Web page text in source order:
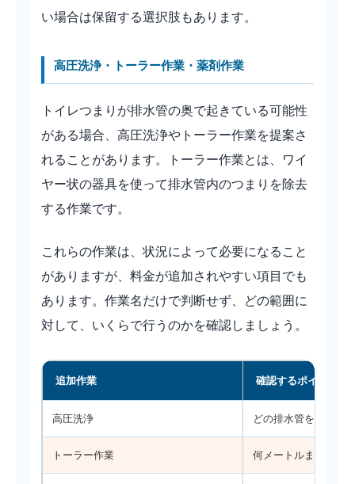
い場合は保留する選択肢もあります。
高圧洗浄・トーラー作業・薬剤作業
トイレつまりが排水管の奥で起きている可能性
がある場合、高圧洗浄やトーラー作業を提案さ
れることがあります。トーラー作業とは、ワイ
ヤー状の器具を使って排水管内のつまりを除去
する作業です。
これらの作業は、状況によって必要になること
がありますが、料金が追加されやすい項目でも
あります。作業名だけで判断せず、どの範囲に
対して、いくらで行うのかを確認しましょう。
追加作業 確認するポイント
高圧洗浄 どの排水管を、どの
トーラー作業 何メートルまでの作